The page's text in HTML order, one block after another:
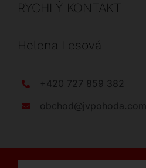
RYCHLÝ KONTAKT
Helena Lesová
+420 727 859 382
obchod@jvpohoda.com